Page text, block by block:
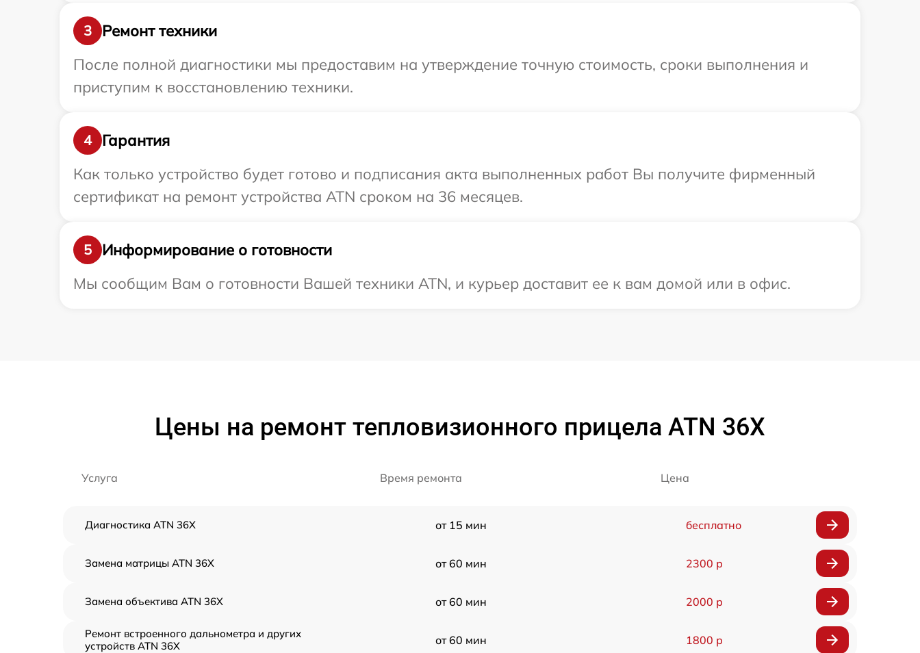
3
Ремонт техники
После полной диагностики мы предоставим на утверждение точную стоимость, сроки выполнения и
приступим к восстановлению техники.
4
Гарантия
Как только устройство будет готово и подписания акта выполненных работ Вы получите фирменный
сертификат на ремонт устройства ATN сроком на 36 месяцев.
5
Информирование о готовности
Мы сообщим Вам о готовности Вашей техники ATN, и курьер доставит ее к вам домой или в офис.
Цены на ремонт тепловизионного прицела ATN 36X
Услуга Время ремонта Цена
Диагностика ATN 36X от 15 мин бесплатно
Замена матрицы ATN 36X от 60 мин 2300 р
Замена объектива ATN 36X от 60 мин 2000 р
Ремонт встроенного дальнометра и других
устройств ATN 36X
от 60 мин 1800 р